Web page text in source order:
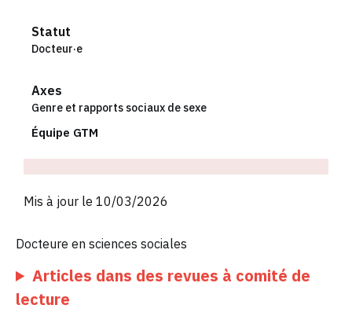
Docteure en sciences sociales
Articles dans des revues à comité de
lecture
Statut
Docteur·e
Axes
Genre et rapports sociaux de sexe
Équipe GTM
Mis à jour le 10/03/2026